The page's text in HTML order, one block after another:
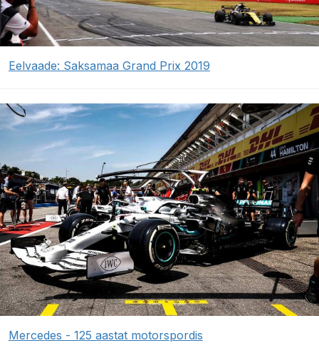
Eelvaade: Saksamaa Grand Prix 2019
Mercedes - 125 aastat motorspordis